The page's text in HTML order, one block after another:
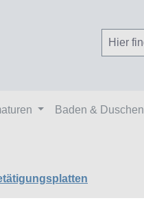
Baden & Duschen